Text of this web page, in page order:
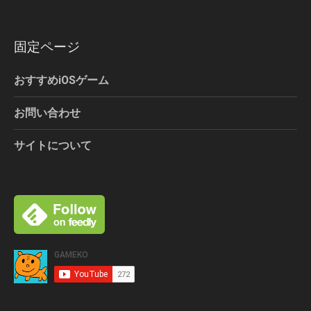
固定ページ
おすすめiOSゲーム
お問い合わせ
サイトについて